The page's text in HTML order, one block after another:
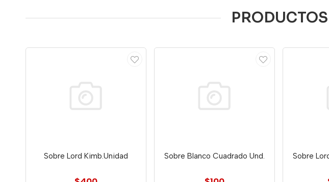
Sobre Lord Kimb.Unidad Sobre Blanco Cuadrado Und. Sobre